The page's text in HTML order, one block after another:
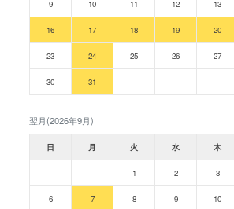
9 10 11 12 13
16 17 18 19 20
23 24 25 26 27
30 31
翌月(2026年9月)
日 月 火 水 木
1 2 3
6 7 8 9 10